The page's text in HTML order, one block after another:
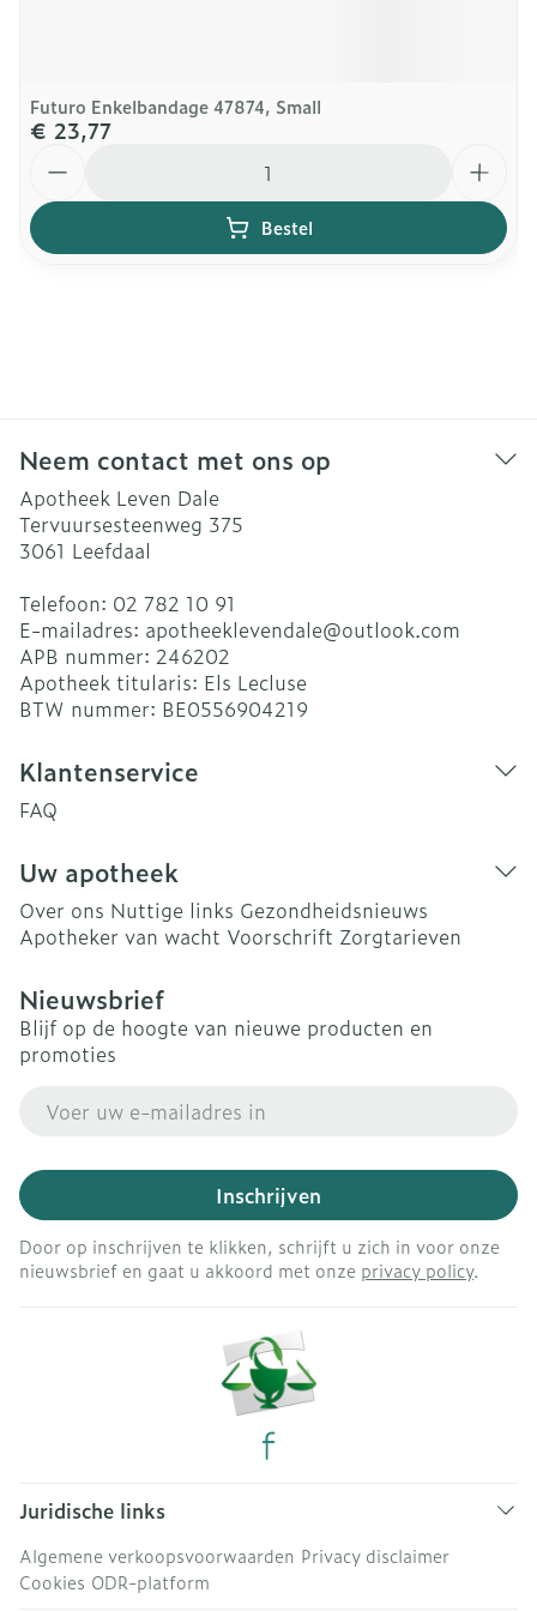
Futuro Enkelbandage 47874, Small
€ 23,77
Bestel
Neem contact met ons op
Apotheek Leven Dale
Tervuursesteenweg 375
3061 Leefdaal
Telefoon: 02 782 10 91
E-mailadres: apotheeklevendale@outlook.com
APB nummer: 246202
Apotheek titularis: Els Lecluse
BTW nummer: BE0556904219
Klantenservice
FAQ
Uw apotheek
Over ons Nuttige links Gezondheidsnieuws
Apotheker van wacht Voorschrift Zorgtarieven
Nieuwsbrief
Blijf op de hoogte van nieuwe producten en
promoties
Inschrijven
Door op inschrijven te klikken, schrijft u zich in voor onze
nieuwsbrief en gaat u akkoord met onze privacy policy.
Juridische links
Algemene verkoopsvoorwaarden Privacy disclaimer
Cookies ODR-platform